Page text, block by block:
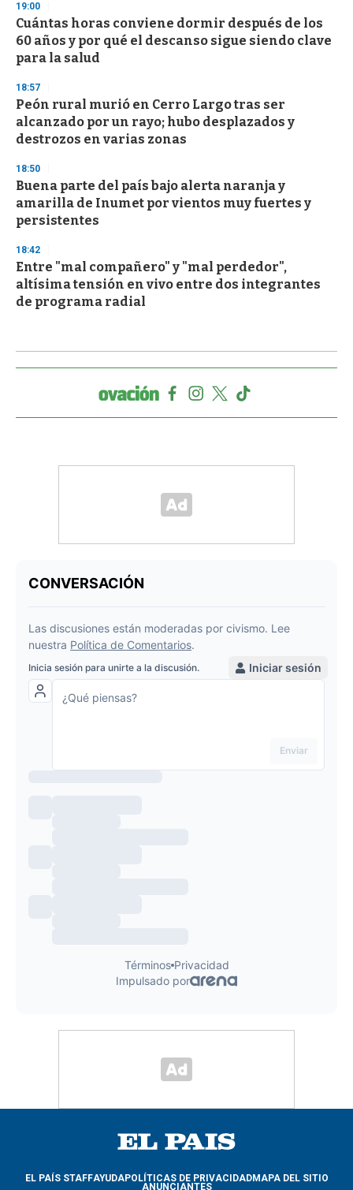
19:00
Cuántas horas conviene dormir después de los
60 años y por qué el descanso sigue siendo clave
para la salud
18:57
Peón rural murió en Cerro Largo tras ser
alcanzado por un rayo; hubo desplazados y
destrozos en varias zonas
18:50
Buena parte del país bajo alerta naranja y
amarilla de Inumet por vientos muy fuertes y
persistentes
18:42
Entre "mal compañero" y "mal perdedor",
altísima tensión en vivo entre dos integrantes
de programa radial
EL PAÍS STAFFAYUDAPOLÍTICAS DE PRIVACIDADMAPA DEL SITIO
ANUNCIANTES